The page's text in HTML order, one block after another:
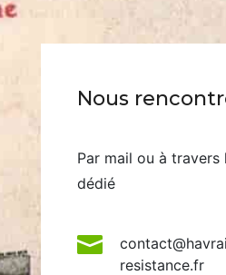
Nous
Par mail ou à travers
dédié

resistance.fr